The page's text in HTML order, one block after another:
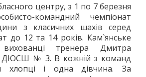
центру, з 1 по 7 березня
командний чемпіонат
з класичних шахів серед
до 12 та 14 років. Кам`янське
вихованці тренера Дмитра
ДЮСШ № 3. В кожній з команд
і одна дівчина. За